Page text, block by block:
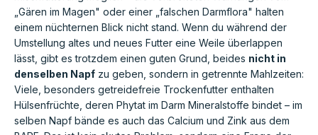
„Gären im Magen" oder einer „falschen Darmflora" halten
einem nüchternen Blick nicht stand. Wenn du während der
Umstellung altes und neues Futter eine Weile überlappen
lässt, gibt es trotzdem einen guten Grund, beides nicht in
denselben Napf zu geben, sondern in getrennte Mahlzeiten:
Viele, besonders getreidefreie Trockenfutter enthalten
Hülsenfrüchte, deren Phytat im Darm Mineralstoffe bindet – im
selben Napf bände es auch das Calcium und Zink aus dem